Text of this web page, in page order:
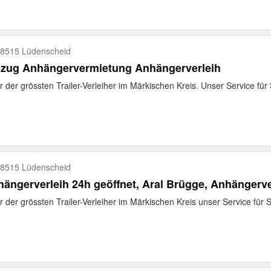
Lüdenscheid
Anhängervermietung Anhängerverleih
der grössten Trailer-Verleiher im Märkischen Kreis. Unser Service
Lüdenscheid
24h geöffnet, Aral Brügge,
der grössten Trailer-Verleiher im Märkischen Kreis unser Service für